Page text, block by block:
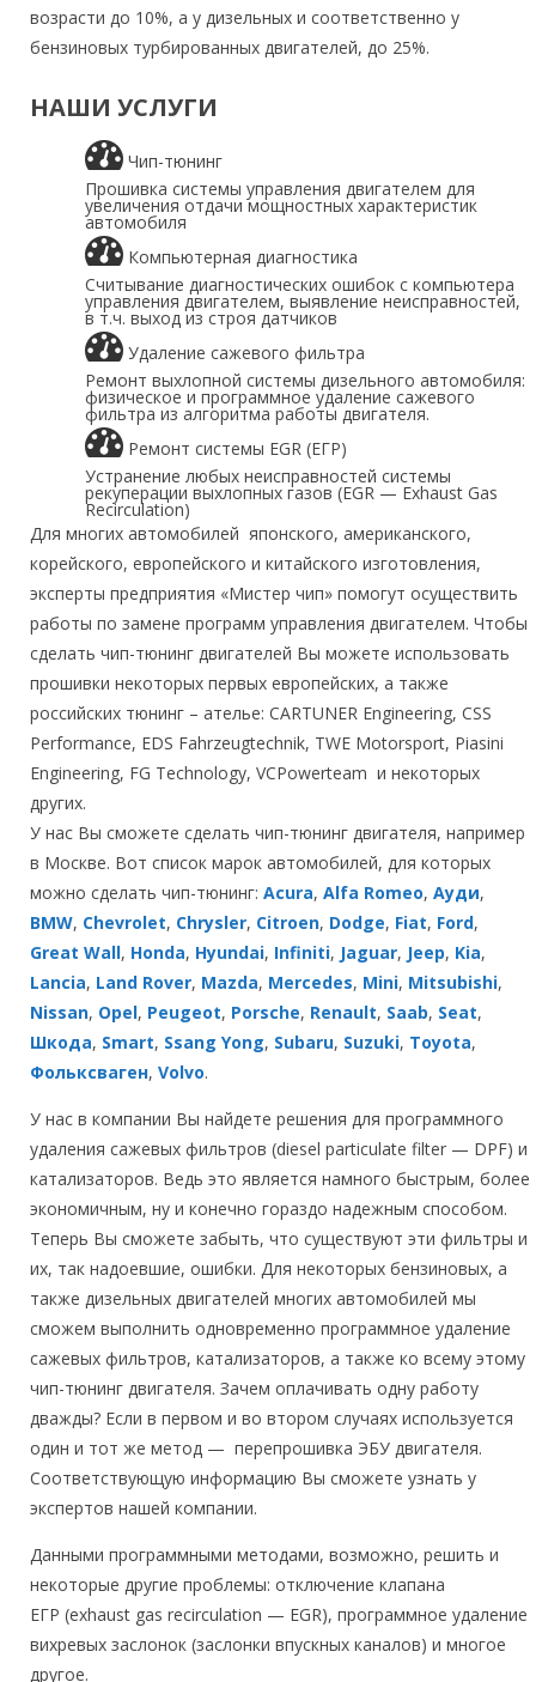
возрасти до 10%, а у дизельных и соответственно у
бензиновых турбированных двигателей, до 25%.
НАШИ УСЛУГИ
Чип-тюнинг
Прошивка системы управления двигателем для
увеличения отдачи мощностных характеристик
автомобиля
Компьютерная диагностика
Считывание диагностических ошибок с компьютера
управления двигателем, выявление неисправностей,
в т.ч. выход из строя датчиков
Удаление сажевого фильтра
Ремонт выхлопной системы дизельного автомобиля:
физическое и программное удаление сажевого
фильтра из алгоритма работы двигателя.
Ремонт системы EGR (ЕГР)
Устранение любых неисправностей системы
рекуперации выхлопных газов (EGR — Exhaust Gas
Recirculatiоn)
Для многих автомобилей японского, американского,
корейского, европейского и китайского изготовления,
эксперты предприятия «Мистер чип» помогут осуществить
работы по замене программ управления двигателем. Чтобы
сделать чип-тюнинг двигателей Вы можете использовать
прошивки некоторых первых европейских, а также
российских тюнинг – ателье: CARTUNER Engineering, CSS
Performance, EDS Fahrzeugtechnik, TWE Motorsport, Piasini
Engineering, FG Technology, VCPowerteam и некоторых
других.
У нас Вы сможете сделать чип-тюнинг двигателя, например
в Москве. Вот список марок автомобилей, для которых
можно сделать чип-тюнинг: Acura, Alfa Romeo, Ауди,
BMW, Chevrolet, Chrysler, Citroen, Dodge, Fiat, Ford,
Great Wall, Honda, Hyundai, Infiniti, Jaguar, Jeep, Kia,
Lancia, Land Rover, Mazda, Mercedes, Mini, Mitsubishi,
Nissan, Opel, Peugeot, Porsche, Renault, Saab, Seat,
Шкода, Smart, Ssang Yong, Subaru, Suzuki, Toyota,
Фольксваген, Volvo.
У нас в компании Вы найдете решения для программного
удаления сажевых фильтров (diesel particulate filter — DPF) и
катализаторов. Ведь это является намного быстрым, более
экономичным, ну и конечно гораздо надежным способом.
Теперь Вы сможете забыть, что существуют эти фильтры и
их, так надоевшие, ошибки. Для некоторых бензиновых, а
также дизельных двигателей многих автомобилей мы
сможем выполнить одновременно программное удаление
сажевых фильтров, катализаторов, а также ко всему этому
чип-тюнинг двигателя. Зачем оплачивать одну работу
дважды? Если в первом и во втором случаях используется
один и тот же метод — перепрошивка ЭБУ двигателя.
Соответствующую информацию Вы сможете узнать у
экспертов нашей компании.
Данными программными методами, возможно, решить и
некоторые другие проблемы: отключение клапана
ЕГР (exhaust gas recirculation — EGR), программное удаление
вихревых заслонок (заслонки впускных каналов) и многое
другое.